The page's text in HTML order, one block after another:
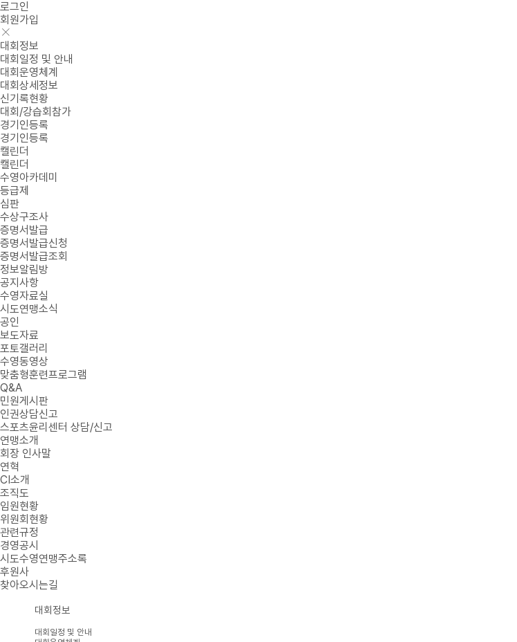
로그인
회원가입
대회정보
대회일정 및 안내
대회운영체계
대회상세정보
신기록현황
대회/강습회참가
경기인등록
경기인등록
캘린더
캘린더
수영아카데미
등급제
심판
수상구조사
증명서발급
증명서발급신청
증명서발급조회
정보알림방
공지사항
수영자료실
시도연맹소식
공인
보도자료
포토갤러리
수영동영상
맞춤형훈련프로그램
Q&A
민원게시판
인권상담신고
스포츠윤리센터 상담/신고
연맹소개
회장 인사말
연혁
CI소개
조직도
임원현황
위원회현황
관련규정
경영공시
시도수영연맹주소록
후원사
찾아오시는길
대회정보
대회일정 및 안내